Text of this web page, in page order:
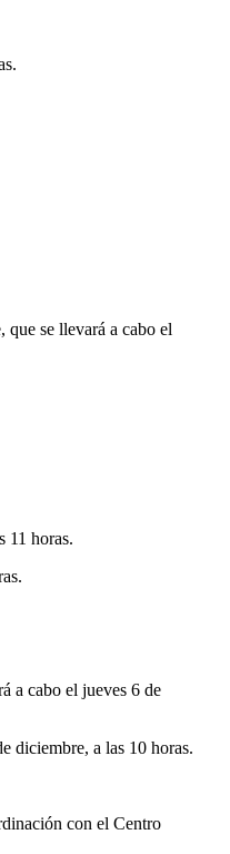
se llevará a cabo el
11 horas.
a cabo el jueves 6 de
diciembre, a las 10 horas.
con el Centro